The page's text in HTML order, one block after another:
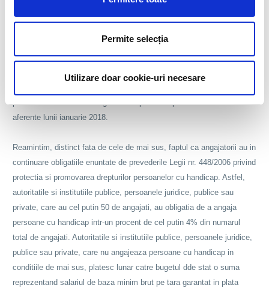
Permite selecția
Utilizare doar cookie-uri necesare
realizeaza venituri brute lunare din salarii peste 3600 lei nu se acorda
deducere personala.
prezentei Ordonante de urgenta se aplica incepand cu veniturile
aferente lunii ianuarie 2018.
Reamintim, distinct fata de cele de mai sus, faptul ca angajatorii au in
continuare obligatiile enuntate de prevederile Legii nr. 448/2006 privind
protectia si promovarea drepturilor persoanelor cu handicap. Astfel,
autoritatile si institutiile publice, persoanele juridice, publice sau
private, care au cel putin 50 de angajati, au obligatia de a angaja
persoane cu handicap intr-un procent de cel putin 4% din numarul
total de angajati. Autoritatile si institutiile publice, persoanele juridice,
publice sau private, care nu angajeaza persoane cu handicap in
conditiile de mai sus, platesc lunar catre bugetul dde stat o suma
reprezentand salariul de baza minim brut pe tara garantat in plata